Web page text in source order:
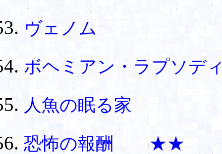
ヴェノム
ボヘミアン・ラプ
人魚の眠る家
恐怖の報酬 ★★